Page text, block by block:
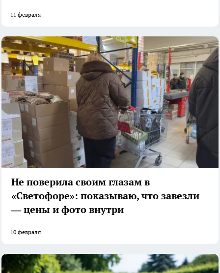
11 февраля
Не поверила своим глазам в
«Светофоре»: показываю, что завезли
— цены и фото внутри
10 февраля